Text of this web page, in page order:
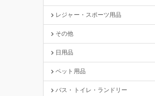
レジャー・スポーツ用品
その他
日用品
ペット用品
バス・トイレ・ランドリー